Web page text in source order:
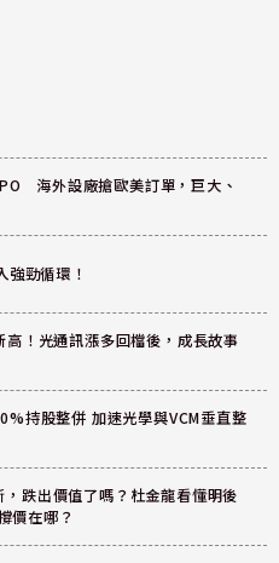
海外設廠搶歐美訂單，巨大、
強勁循環！
！光通訊漲多回檔後，成長故事
持股整併 加速光學與VCM垂直整
跌出價值了嗎？杜金龍看懂明後
價在哪？